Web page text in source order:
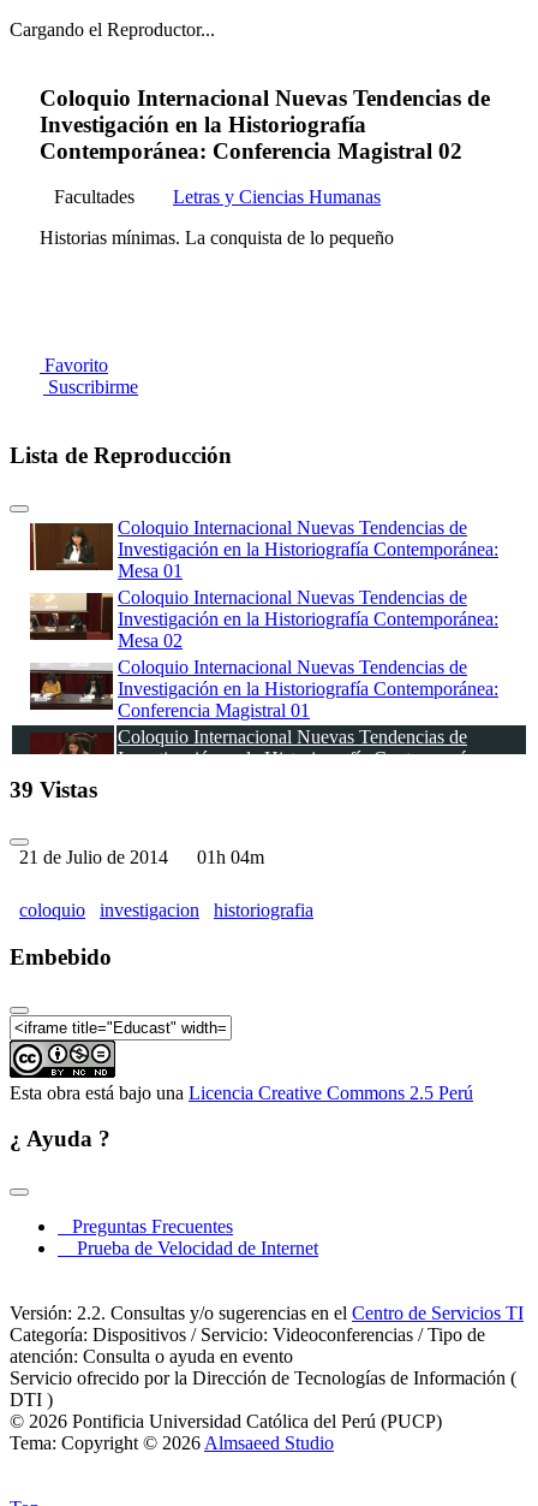
Cargando el Reproductor...
Coloquio Internacional Nuevas Tendencias de
Investigación en la Historiografía
Contemporánea: Conferencia Magistral 02
Facultades
Letras y Ciencias Humanas
Historias mínimas. La conquista de lo pequeño
Favorito
Suscribirme
Lista de Reproducción
Coloquio Internacional Nuevas Tendencias de
Investigación en la Historiografía Contemporánea:
Mesa 01
Coloquio Internacional Nuevas Tendencias de
Investigación en la Historiografía Contemporánea:
Mesa 02
Coloquio Internacional Nuevas Tendencias de
Investigación en la Historiografía Contemporánea:
Conferencia Magistral 01
Coloquio Internacional Nuevas Tendencias de
Investigación en la Historiografía Contemporánea:
Mesa 03
Mesa 4
Coloquio Internacional Nuevas Tendencias de
Investigación en la Historiografía Contemporánea:
Coloquio Internacional Nuevas Tendencias de
Investigación en la Historiografía Contemporánea:
Mesa 08
Investigación en la Historiografía Contemporánea:
Mesa 09
Coloquio Internacional Nuevas Tendencias de
Investigación en la Historiografía Contemporánea:
Mesa 10
Entrevista Dr. Orrego y Dr. Manuel Chust
39 Vistas
21 de Julio de 2014 01h 04m
coloquio investigacion historiografia
Embebido
Esta obra está bajo una Licencia Creative Commons 2.5 Perú
¿ Ayuda ?
Preguntas Frecuentes
Prueba de Velocidad de Internet
Versión: 2.2. Consultas y/o sugerencias en el Centro de Servicios TI
Categoría: Dispositivos / Servicio: Videoconferencias / Tipo de
atención: Consulta o ayuda en evento
Servicio ofrecido por la Dirección de Tecnologías de Información (
DTI )
© 2026 Pontificia Universidad Católica del Perú (PUCP)
Tema: Copyright © 2026 Almsaeed Studio